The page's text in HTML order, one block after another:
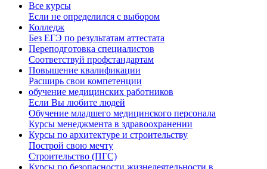
Все курсы
Если не определился с выбором
Колледж
Без ЕГЭ по результатам аттестата
Переподготовка специалистов
Соответствуй профстандартам
Повышение квалификации
Расширь свои компетенции
обучение медицинских работников
Если Вы любите людей
Обучение младшего медицинского персонала
Курсы менеджмента в здравоохранении
Курсы по архитектуре и строительству
Построй свою мечту
Строительство (ПГС)
Курсы по безопасности жизнедеятельности в